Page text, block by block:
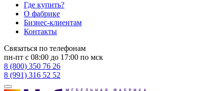
Где купить?
О фабрике
Бизнес-клиентам
Контакты
Связаться по телефонам
пн-пт с 08:00 до 17:00 по мск
8 (800) 350 76 26
8 (991) 316 52 52